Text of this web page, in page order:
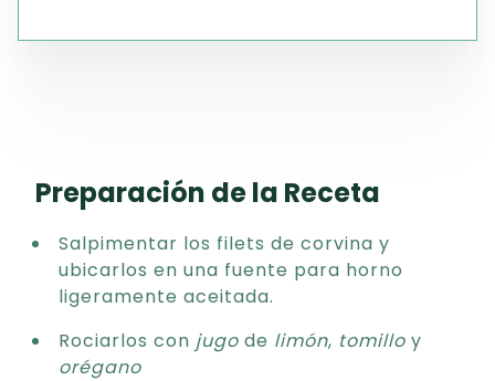
Preparación de la Receta
Salpimentar los filets de corvina y
ubicarlos en una fuente para horno
ligeramente aceitada.
Rociarlos con jugo de limón, tomillo y
orégano